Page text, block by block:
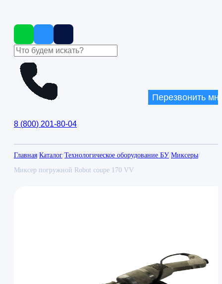
8 (800) 201-80-04
Перезвонить
Главная/Каталог/Технологическое оборудование БУ/Миксеры/
Миксер погружной Robot coupe 170 VV